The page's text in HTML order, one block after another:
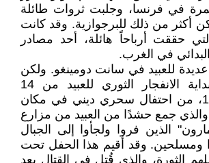
في فرنسا، وجلبت ثروات طائلة
أكثر من ذلك للبرجوازية. وقد كانت
التي حققت أرباحاً هائلة، أحد مصادر
في الغرب.
للعبيد في سانت دومينغو. ولكن
يمكننا أن نؤرخ بداية الانفجار الثوري للعبيد من 14
أغسطس/آب 1791، من احتفال سحري ديني في مكان
والذي جمع حشدًا من العبيد من مزارع
الذين فروا ولجأوا إلى الجبال
ومسلحين. وقد أقيم هذا الحفل تحت
الثورة، والذي قُتل في القتال بعد